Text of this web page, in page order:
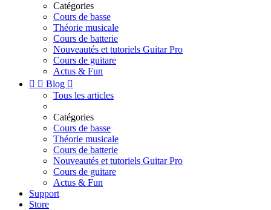
Catégories
Cours de basse
Théorie musicale
Cours de batterie
Nouveautés et tutoriels Guitar Pro
Cours de guitare
Actus & Fun
  Blog 
Tous les articles
Catégories
Cours de basse
Théorie musicale
Cours de batterie
Nouveautés et tutoriels Guitar Pro
Cours de guitare
Actus & Fun
Support
Store